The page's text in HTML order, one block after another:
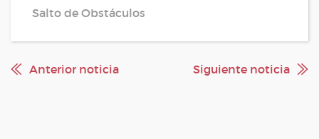
Salto de Obstáculos
Anterior noticia Siguiente noticia